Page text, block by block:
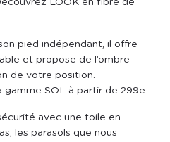
pied indépendant, il offre
et propose de l’ombre
de votre position.
gamme SOL à partir de 299e
avec une toile en
les parasols que nous